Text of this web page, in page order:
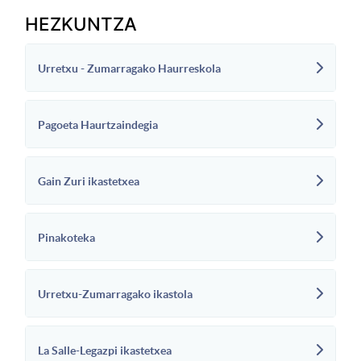
HEZKUNTZA
Urretxu - Zumarragako Haurreskola
Pagoeta Haurtzaindegia
Gain Zuri ikastetxea
Pinakoteka
Urretxu-Zumarragako ikastola
La Salle-Legazpi ikastetxea